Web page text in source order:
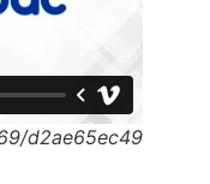
d2ae65ec49